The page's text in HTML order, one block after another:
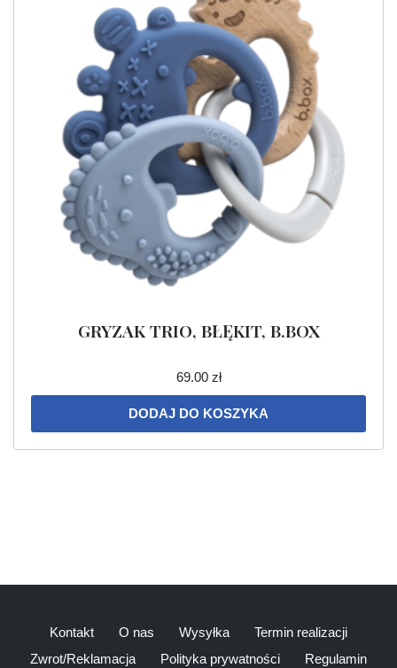
GRYZAK TRIO, BŁĘKIT, B.BOX
69.00 zł
DODAJ DO KOSZYKA
Kontakt O nas Wysyłka
Termin realizacji
Zwrot/Reklamacja
Polityka prywatności Regulamin